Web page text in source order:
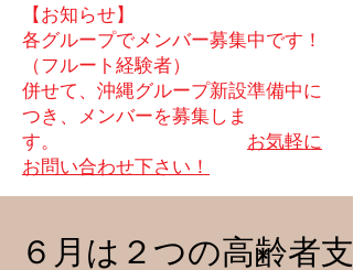
【お知らせ】
各グループでメンバー募集中です！
（フルート経験者）
併せて、沖縄グループ新設準備中に
つき、メンバーを募集しま
す。 お気軽に
お問い合わせ下さい！
６月は２つの高齢者支